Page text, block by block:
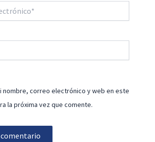
nombre, correo electrónico y web en este
la próxima vez que comente.